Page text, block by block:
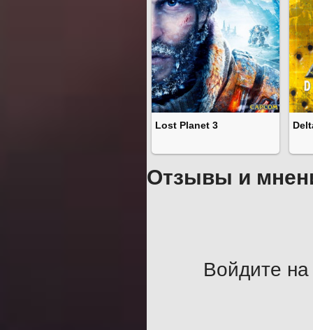
Lost Planet 3
Отзывы и
Войдите на